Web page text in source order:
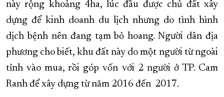
này rộng khoảng 4ha, lúc đầu được chủ đất xây
dựng để kinh doanh du lịch nhưng do tình hình
dịch bệnh nên đang tạm bỏ hoang. Người dân địa
phương cho biết, khu đất này do một người từ ngoài
tỉnh vào mua, rồi góp vốn với 2 người ở TP. Cam
Ranh để xây dựng từ năm 2016 đến 2017.